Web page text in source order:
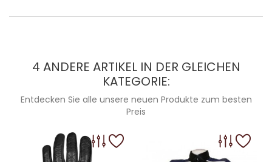
4 ANDERE ARTIKEL IN DER GLEICHEN
KATEGORIE:
Entdecken Sie alle unsere neuen Produkte zum besten
Preis